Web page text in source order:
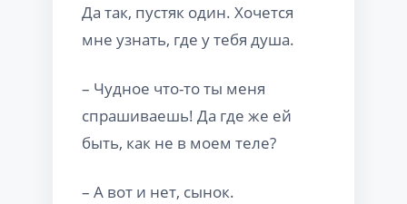
Да так, пустяк один. Хочется
мне узнать, где у тебя душа.
– Чудное что-то ты меня
спрашиваешь! Да где же ей
быть, как не в моем теле?
– А вот и нет, сынок.